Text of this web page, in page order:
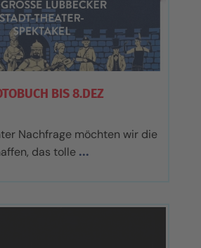
BIS 8.DEZ
Nachfrage möchten wir die
das tolle